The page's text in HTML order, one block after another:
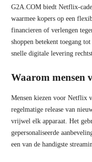
G2A.COM biedt Netflix-
waarmee kopers op een
financieren of verlengen
shoppen betekent toegang
snelle digitale levering
Waarom mensen
Mensen kiezen voor Netflix
regelmatige release van
vrijwel elk apparaat. Het
gepersonaliseerde
een van de handigste